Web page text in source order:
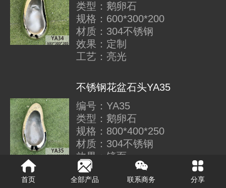
类型：鹅卵石
规格：600*300*200
材质：304不锈钢
效果：定制
工艺：亮光
不锈钢花盆石头YA35
编号：YA35
类型：鹅卵石
规格：800*400*250
材质：304不锈钢
效果：镜面
工艺：亮光
首页 全部产品 联系商务 分享